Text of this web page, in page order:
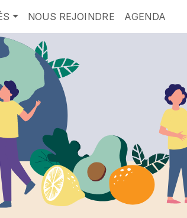
NOUS REJOINDRE AGENDA